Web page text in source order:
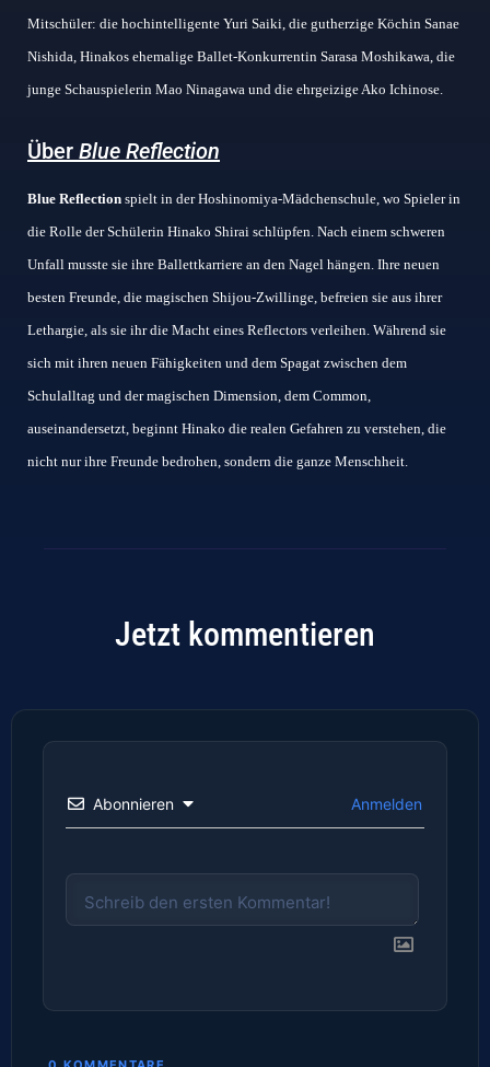
Mitschüler: die hochintelligente Yuri Saiki, die gutherzige Köchin Sanae
Nishida, Hinakos ehemalige Ballet-Konkurrentin Sarasa Moshikawa, die
junge Schauspielerin Mao Ninagawa und die ehrgeizige Ako Ichinose.
Über Blue Reflection
Blue Reflection spielt in der Hoshinomiya-Mädchenschule, wo Spieler in
die Rolle der Schülerin Hinako Shirai schlüpfen. Nach einem schweren
Unfall musste sie ihre Ballettkarriere an den Nagel hängen. Ihre neuen
besten Freunde, die magischen Shijou-Zwillinge, befreien sie aus ihrer
Lethargie, als sie ihr die Macht eines Reflectors verleihen. Während sie
sich mit ihren neuen Fähigkeiten und dem Spagat zwischen dem
Schulalltag und der magischen Dimension, dem Common,
auseinandersetzt, beginnt Hinako die realen Gefahren zu verstehen, die
nicht nur ihre Freunde bedrohen, sondern die ganze Menschheit.
Jetzt kommentieren
Abonnieren Anmelden